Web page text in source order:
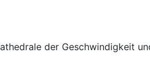
der Geschwindigkeit